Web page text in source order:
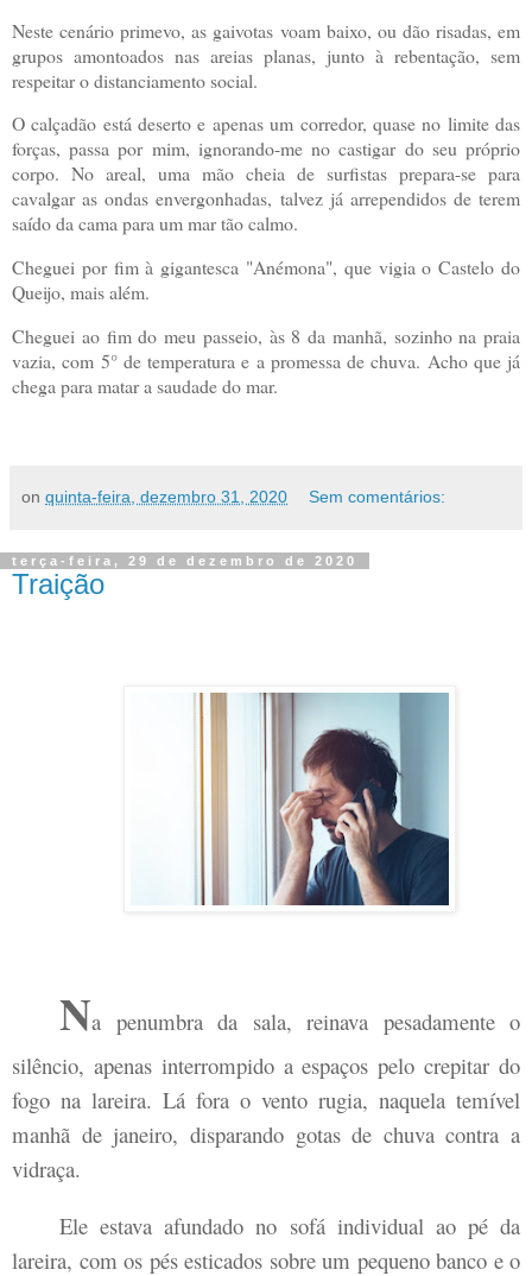
Neste cenário primevo, as gaivotas voam baixo, ou dão risadas, em
grupos amontoados nas areias planas, junto à rebentação, sem
respeitar o distanciamento social.
O calçadão está deserto e apenas um corredor, quase no limite das
forças, passa por mim, ignorando-me no castigar do seu próprio
corpo. No areal, uma mão cheia de surfistas prepara-se para
cavalgar as ondas envergonhadas, talvez já arrependidos de terem
saído da cama para um mar tão calmo.
Cheguei por fim à gigantesca "Anémona", que vigia o Castelo do
Queijo, mais além.
Cheguei ao fim do meu passeio, às 8 da manhã, sozinho na praia
vazia, com 5° de temperatura e a promessa de chuva. Acho que já
chega para matar a saudade do mar.
on quinta-feira, dezembro 31, 2020 Sem comentários:
terça-feira, 29 de dezembro de 2020
Traição
Na penumbra da sala, reinava pesadamente o
silêncio, apenas interrompido a espaços pelo crepitar do
fogo na lareira. Lá fora o vento rugia, naquela temível
manhã de janeiro, disparando gotas de chuva contra a
vidraça.
Ele estava afundado no sofá individual ao pé da
lareira, com os pés esticados sobre um pequeno banco e o